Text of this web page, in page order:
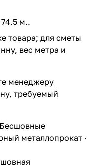
м..
товара; для сметы
вес метра и
менеджеру
требуемый
Бесшовные
металлопрокат ·